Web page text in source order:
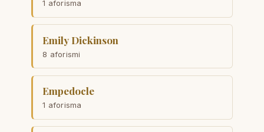
1 aforisma
Emily Dickinson
8 aforismi
Empedocle
1 aforisma